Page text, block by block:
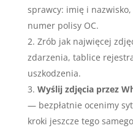
sprawcy: imię i
numer polisy OC.
Zrób jak najwięcej
zdarzenia, tablice
uszkodzenia.
Wyślij zdjęcia przez
— bezpłatnie ocenimy
kroki jeszcze tego